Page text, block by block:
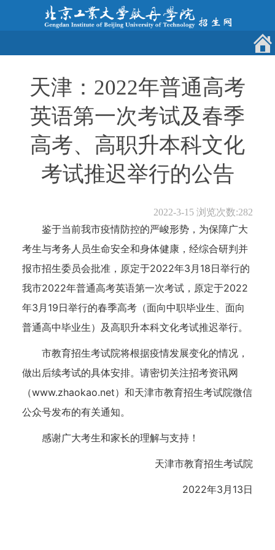
天津：2022年普通高考
英语第一次考试及春季
高考、高职升本科文化
考试推迟举行的公告
2022-3-15浏览次数:282
鉴于当前我市疫情防控的严峻形势，为保障广大
考生与考务人员生命安全和身体健康，经综合研判并
报市招生委员会批准，原定于2022年3月18日举行的
我市2022年普通高考英语第一次考试，原定于2022
年3月19日举行的春季高考（面向中职毕业生、面向
普通高中毕业生）及高职升本科文化考试推迟举行。
市教育招生考试院将根据疫情发展变化的情况，
做出后续考试的具体安排。请密切关注招考资讯网
（www.zhaokao.net）和天津市教育招生考试院微信
公众号发布的有关通知。
感谢广大考生和家长的理解与支持！
天津市教育招生考试院
2022年3月13日